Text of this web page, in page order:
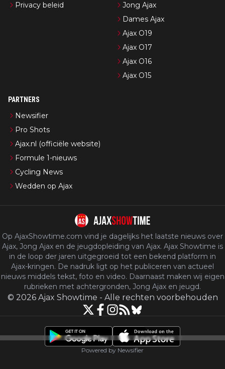
Privacy beleid
Jong Ajax
Dames Ajax
Ajax O19
Ajax O17
Ajax O16
Ajax O15
PARTNERS
Newsifier
Pro Shots
Ajax.nl (officiële website)
Formule 1-nieuws
Cycling News
Wedden op Ajax
Op AjaxShowtime.com vind je dagelijks het laatste nieuws over
Ajax, Jong Ajax en de jeugdopleiding van Ajax. Ajax Showtime is
in de loop der jaren uitgegroeid tot een bekend platform in
Ajax-kringen. De nadruk ligt op het publiceren van actueel
nieuws middels tekst, foto en video. Daarnaast maken wij eigen
rubrieken met achtergronden, Jong Ajax en jeugd.
© 2026 Ajax Showtime - Alle rechten voorbehouden
Powered by Newsifier